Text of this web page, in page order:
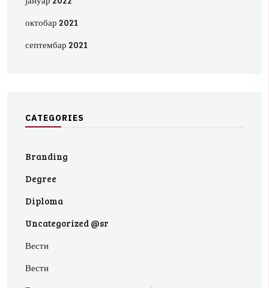
октобар 2021
септембар 2021
CATEGORIES
Branding
Degree
Diploma
Uncategorized @sr
Вести
Вести